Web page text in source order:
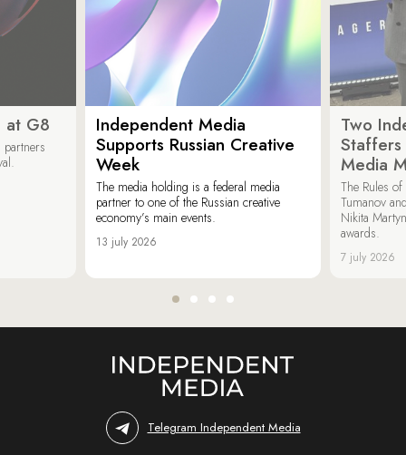
at G8
Independent Media
Supports Russian Creative
Week
The media holding is a federal media
partner to one of the Russian creative
economy’s main events.
13 july 2026
Two
Media
The Rules
Tumanov
Nikita
awards.
7 july 2026
Telegram Independent Media